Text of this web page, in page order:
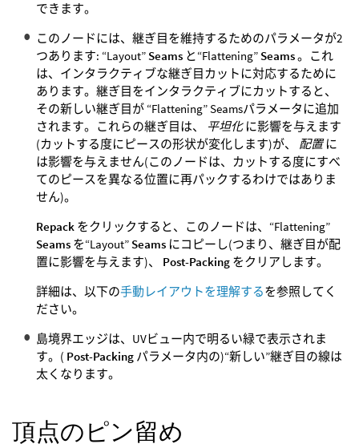
できます。
このノードには、継ぎ目を維持するためのパラメータが2
つあります: “Layout” Seams と“Flattening” Seams。これ
は、インタラクティブな継ぎ目カットに対応するために
あります。継ぎ目をインタラクティブにカットすると、
その新しい継ぎ目が “Flattening” Seamsパラメータに追加
されます。これらの継ぎ目は、
平坦化に影響を与えます
(カットする度にピースの形状が変化します)が、 配置に
は影響を与えません(このノードは、カットする度にすべ
てのピースを異なる位置に再パックするわけではありま
せん)。
Repack をクリックすると、このノードは、“Flattening”
Seams を“Layout” Seams にコピーし(つまり、継ぎ目が配
置に影響を与えます)、 Post-Packing をクリアします。
詳細は、以下の手動レイアウトを理解するを参照してく
ださい。
島境界エッジは、UVビュー内で明るい緑で表示されま
す。( Post-Packing パラメータ内の)“新しい”継ぎ目の線は
太くなります。
頂点のピン留め